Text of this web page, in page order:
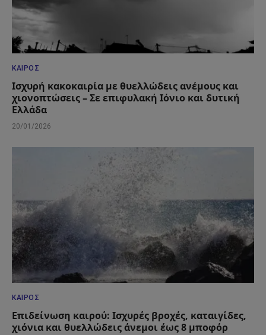
ΚΑΙΡΌΣ
Ισχυρή κακοκαιρία με θυελλώδεις ανέμους και
χιονοπτώσεις – Σε επιφυλακή Ιόνιο και δυτική
Ελλάδα
20/01/2026
ΚΑΙΡΌΣ
Επιδείνωση καιρού: Ισχυρές βροχές, καταιγίδες,
χιόνια και θυελλώδεις άνεμοι έως 8 μποφόρ